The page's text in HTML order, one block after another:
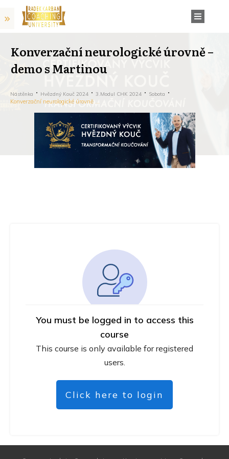
Konverzační neurologické úrovně –
demo s Martinou
Nástěnka Hvězdný Kouč 2024 3.modul CHK 2024 Sobota
Konverzační neurologické úrovně – demo s Martinou
You must be logged in to access this
course
This course is only available for registered
users.
Click here to login